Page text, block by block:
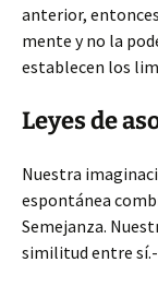
anterior,
mente y no la
establecen los
Leyes de
Nuestra
espontánea
Semejanza.
similitud entre